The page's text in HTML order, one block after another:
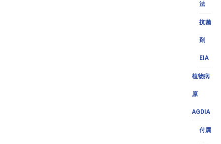
法
抗菌
剤
EIA
植物病
原
AGDIA
付属